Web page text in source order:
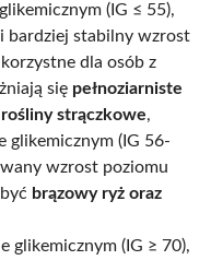
(IG ≤ 55),
bardziej stabilny wzrost
dla osób z
się pełnoziarniste
strączkowe,
glikemicznym (IG 56-
wzrost poziomu
brązowy ryż oraz
glikemicznym (IG ≥ 70),